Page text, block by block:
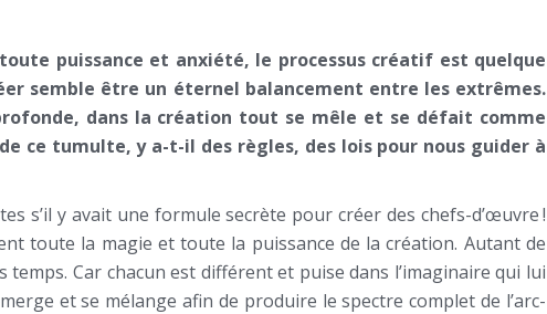
puissance et anxiété, le processus créatif est quelque
semble être un éternel balancement entre les extrêmes.
dans la création tout se mêle et se défait comme
ce tumulte, y a-t-il des règles, des lois pour nous guider à
s’il y avait une formule secrète pour créer des chefs-d’œuvre !
toute la magie et toute la puissance de la création. Autant de
Car chacun est différent et puise dans l’imaginaire qui lui
et se mélange afin de produire le spectre complet de l’arc-